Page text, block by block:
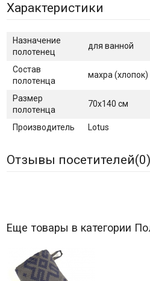
Характеристики
Назначение
полотенец
для ванной
Состав
полотенца
махра (хлопок)
Размер
полотенца
70х140 см
Производитель Lotus
Отзывы посетителей(0)
Еще товары в категории